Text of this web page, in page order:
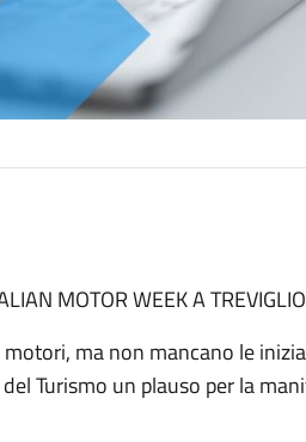
MOTOR WEEK A TREVIGLIO
ma non mancano le
Turismo un plauso per la